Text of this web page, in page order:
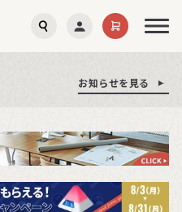
お知らせを見る
お知らせを見る
お知らせを見る